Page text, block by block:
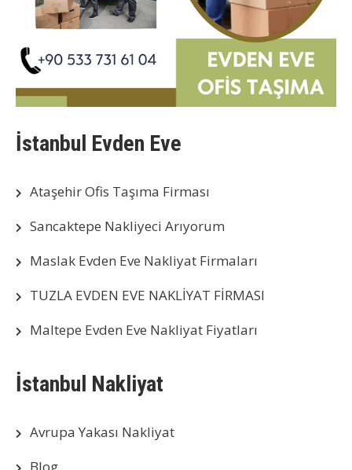
İstanbul Evden Eve
Ataşehir Ofis Taşıma Firması
Sancaktepe Nakliyeci Arıyorum
Maslak Evden Eve Nakliyat Firmaları
TUZLA EVDEN EVE NAKLİYAT FİRMASI
Maltepe Evden Eve Nakliyat Fiyatları
İstanbul Nakliyat
Avrupa Yakası Nakliyat